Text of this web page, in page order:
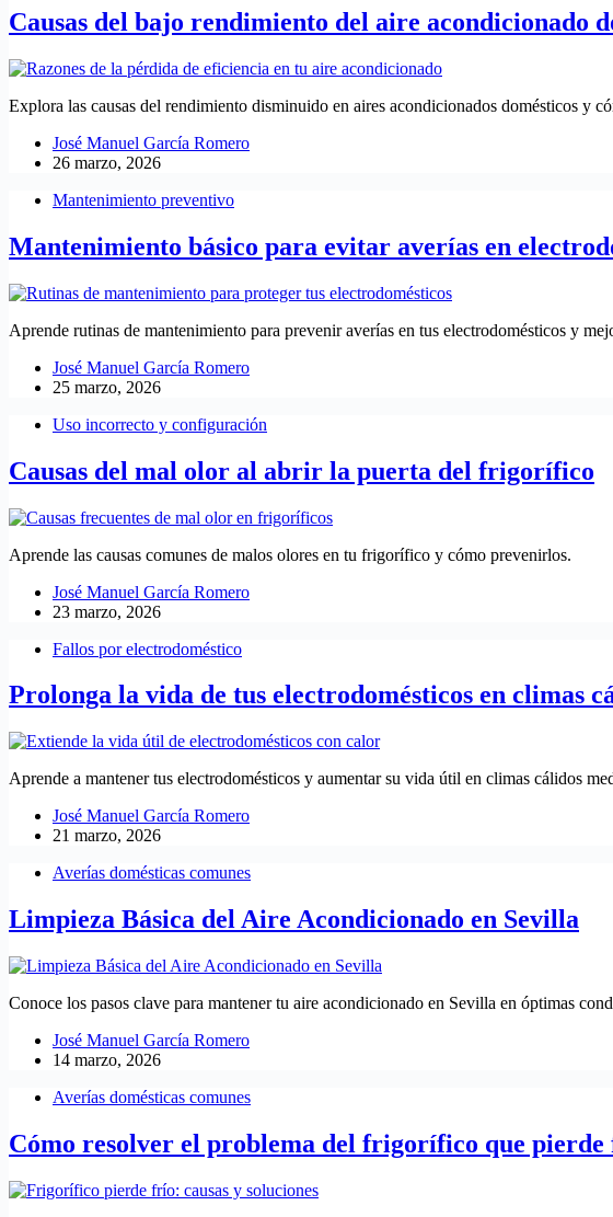
Causas del bajo rendimiento del aire acondicionado
Explora las causas del rendimiento disminuido en aires acondicionados domésticos y
José Manuel García Romero
26 marzo, 2026
Mantenimiento preventivo
Mantenimiento básico para evitar averías en
Aprende rutinas de mantenimiento para prevenir averías en tus electrodomésticos y
José Manuel García Romero
25 marzo, 2026
Uso incorrecto y configuración
Causas del mal olor al abrir la puerta del frigorífico
Aprende las causas comunes de malos olores en tu frigorífico y cómo prevenirlos.
José Manuel García Romero
23 marzo, 2026
Fallos por electrodoméstico
Prolonga la vida de tus electrodomésticos en climas
Aprende a mantener tus electrodomésticos y aumentar su vida útil en climas cálidos
José Manuel García Romero
21 marzo, 2026
Averías domésticas comunes
Limpieza Básica del Aire Acondicionado en Sevilla
Conoce los pasos clave para mantener tu aire acondicionado en Sevilla en óptimas
José Manuel García Romero
14 marzo, 2026
Averías domésticas comunes
Cómo resolver el problema del frigorífico que